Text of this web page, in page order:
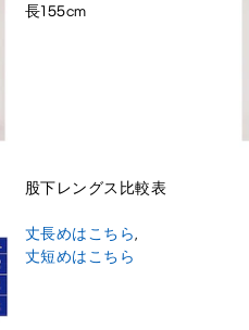
長155cm
股下レングス比較表
丈長めはこちら,
丈短めはこちら